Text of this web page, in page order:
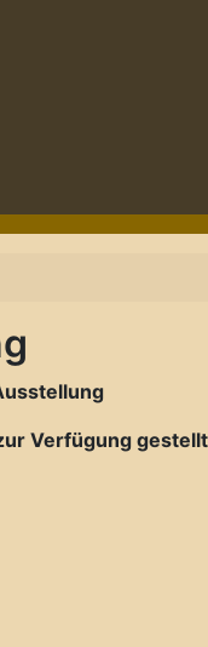
Verfügung